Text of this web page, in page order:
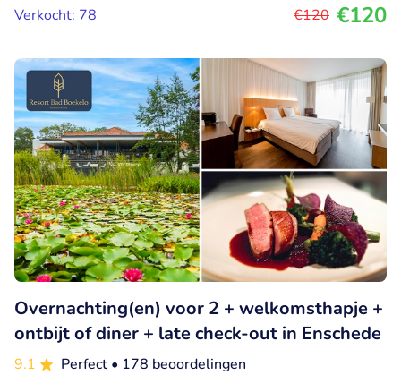
Verkocht: 78
€120 €120
Overnachting(en) voor 2 + welkomsthapje +
ontbijt of diner + late check-out in Enschede
9.1 Perfect • 178 beoordelingen